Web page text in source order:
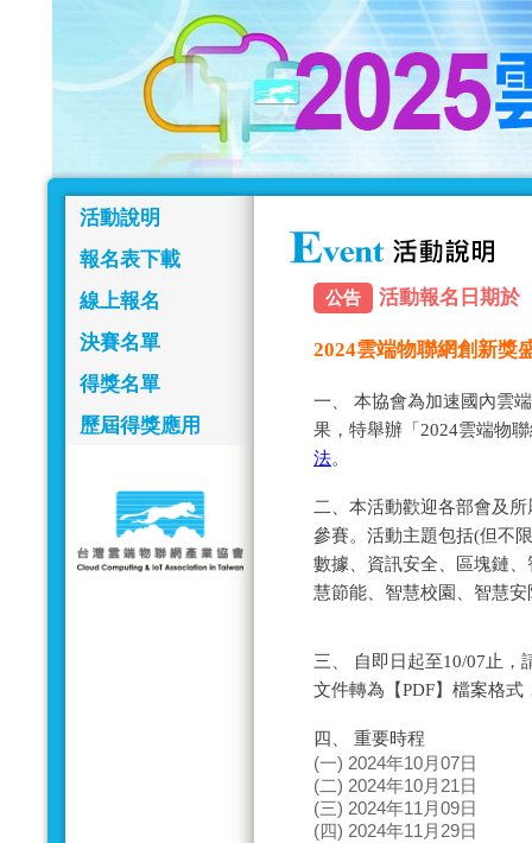
活動說明
報名表下載
線上報名
決賽名單
得獎名單
歷屆得獎應用
公告 活動報名日期於
2024雲端物聯網創新獎
一、 本協會為加速國內雲
果，特舉辦「2024雲端物
法。
二、本活動歡迎各部會及
參賽。活動主題包括(但不
數據、資訊安全、區塊鏈
慧節能、智慧校園、智慧
三、 自即日起至10/07止，
文件轉為【PDF】檔案格
四、 重要時程
(一) 2024年10月07日
(二) 2024年10月21日
(三) 2024年11月09
(四) 2024年11月29